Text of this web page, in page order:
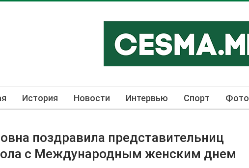
История Новости Интервью Спорт Фото
поздравила представительниц
с Международным женским днем